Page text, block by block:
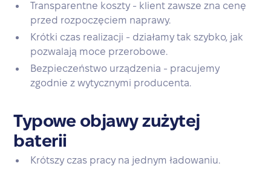
Transparentne koszty - klient zawsze zna cenę
przed rozpoczęciem naprawy.
Krótki czas realizacji - działamy tak szybko, jak
pozwalają moce przerobowe.
Bezpieczeństwo urządzenia - pracujemy
zgodnie z wytycznymi producenta.
Typowe objawy zużytej
baterii
Krótszy czas pracy na jednym ładowaniu.